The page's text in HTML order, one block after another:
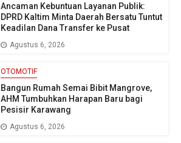
Ancaman Kebuntuan Layanan Publik:
DPRD Kaltim Minta Daerah Bersatu Tuntut
Keadilan Dana Transfer ke Pusat
Agustus 6, 2026
OTOMOTIF
Bangun Rumah Semai Bibit Mangrove,
AHM Tumbuhkan Harapan Baru bagi
Pesisir Karawang
Agustus 6, 2026